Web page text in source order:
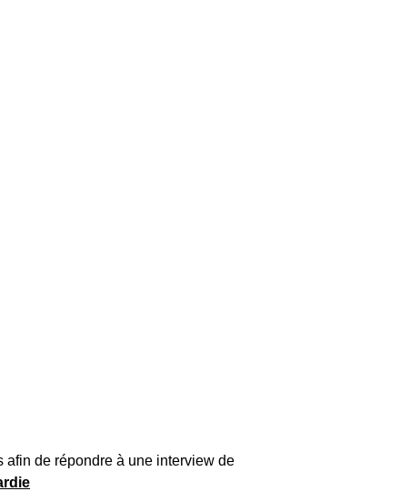
de répondre à une interview de